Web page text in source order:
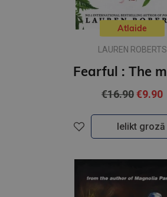
Atlaide
LAUREN ROBERTS
€16.90€9.90
Ielikt grozā